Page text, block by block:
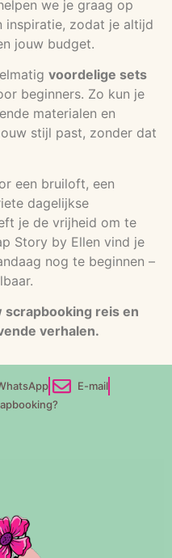
we je graag op
inspiratie, zodat je altijd
jouw budget.
voordelige sets
beginners. Zo kun je
materialen en
stijl past, zonder dat
een bruiloft, een
dagelijkse
je de vrijheid om te
Story by Ellen vind je
nog te beginnen –
scrapbooking reis en
verhalen.
E-mail